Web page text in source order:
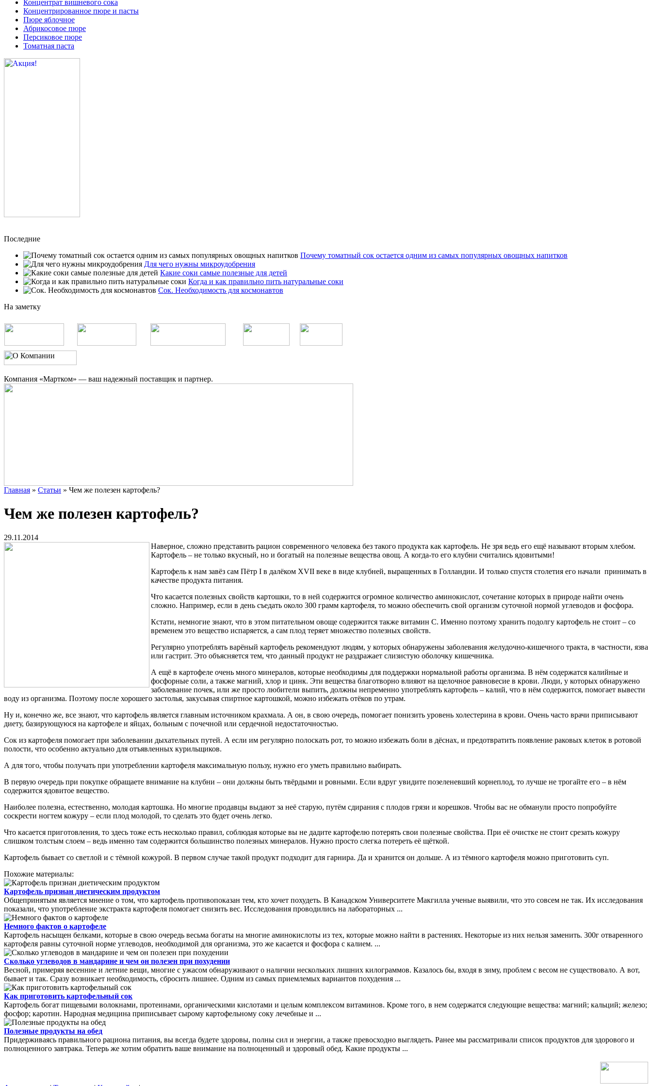
Концентрат вишневого сока
Концентрированное пюре и пасты
Пюре яблочное
Абрикосовое пюре
Персиковое пюре
Томатная паста
Последние
Почему томатный сок остается одним из самых популярных овощных напитков
Для чего нужны микроудобрения
Какие соки самые полезные для детей
Когда и как правильно пить натуральные соки
Сок. Необходимость для космонавтов
На заметку
Компания «Мартком» — ваш надежный поставщик и партнер.
Главная » Статьи » Чем же полезен картофель?
Чем же полезен картофель?
29.11.2014
Наверное, сложно представить рацион современного человека без такого продукта как картофель. Не зря ведь его ещё называют вторым хлебом.
Картофель – не только вкусный, но и богатый на полезные вещества овощ. А когда-то его клубни считались ядовитыми!
Картофель к нам завёз сам Пётр І в далёком XVII веке в виде клубней, выращенных в Голландии. И только спустя столетия его начали принимать в
качестве продукта питания.
Что касается полезных свойств картошки, то в ней содержится огромное количество аминокислот, сочетание которых в природе найти очень
сложно. Например, если в день съедать около 300 грамм картофеля, то можно обеспечить свой организм суточной нормой углеводов и фосфора.
Кстати, немногие знают, что в этом питательном овоще содержится также витамин С. Именно поэтому хранить подолгу картофель не стоит – со
временем это вещество испаряется, а сам плод теряет множество полезных свойств.
Регулярно употреблять варёный картофель рекомендуют людям, у которых обнаружены заболевания желудочно-кишечного тракта, в частности, язва
или гастрит. Это объясняется тем, что данный продукт не раздражает слизистую оболочку кишечника.
А ещё в картофеле очень много минералов, которые необходимы для поддержки нормальной работы организма. В нём содержатся калийные и
фосфорные соли, а также магний, хлор и цинк. Эти вещества благотворно влияют на щелочное равновесие в крови. Люди, у которых обнаружено
заболевание почек, или же просто любители выпить, должны непременно употреблять картофель – калий, что в нём содержится, помогает вывести
воду из организма. Поэтому после хорошего застолья, закусывая спиртное картошкой, можно избежать отёков по утрам.
Ну и, конечно же, все знают, что картофель является главным источником крахмала. А он, в свою очередь, помогает понизить уровень холестерина в крови. Очень часто врачи приписывают
диету, базирующуюся на картофеле и яйцах, больным с почечной или сердечной недостаточностью.
Сок из картофеля помогает при заболевании дыхательных путей. А если им регулярно полоскать рот, то можно избежать боли в дёснах, и предотвратить появление раковых клеток в ротовой
полости, что особенно актуально для отъявленных курильщиков.
А для того, чтобы получать при употреблении картофеля максимальную пользу, нужно его уметь правильно выбирать.
В первую очередь при покупке обращаете внимание на клубни – они должны быть твёрдыми и ровными. Если вдруг увидите позеленевший корнеплод, то лучше не трогайте его – в нём
содержится ядовитое вещество.
Наиболее полезна, естественно, молодая картошка. Но многие продавцы выдают за неё старую, путём сдирания с плодов грязи и корешков. Чтобы вас не обманули просто попробуйте
соскрести ногтем кожуру – если плод молодой, то сделать это будет очень легко.
Что касается приготовления, то здесь тоже есть несколько правил, соблюдая которые вы не дадите картофелю потерять свои полезные свойства. При её очистке не стоит срезать кожуру
слишком толстым слоем – ведь именно там содержится большинство полезных минералов. Нужно просто слегка потереть её щёткой.
Картофель бывает со светлой и с тёмной кожурой. В первом случае такой продукт подходит для гарнира. Да и хранится он дольше. А из тёмного картофеля можно приготовить суп.
Похожие материалы:
Картофель признан диетическим продуктом
Общепринятым является мнение о том, что картофель противопоказан тем, кто хочет похудеть. В Канадском Университете Макгилла ученые выявили, что это совсем не так. Их исследования
показали, что употребление экстракта картофеля помогает снизить вес. Исследования проводились на лабораторных ...
Немного фактов о картофеле
Картофель насыщен белками, которые в свою очередь весьма богаты на многие аминокислоты из тех, которые можно найти в растениях. Некоторые из них нельзя заменить. 300г отваренного
картофеля равны суточной норме углеводов, необходимой для организма, это же касается и фосфора с калием. ...
Сколько углеводов в мандарине и чем он полезен при похудении
Весной, примеряя весенние и летние вещи, многие с ужасом обнаруживают о наличии нескольких лишних килограммов. Казалось бы, входя в зиму, проблем с весом не существовало. А вот,
бывает и так. Сразу возникает необходимость, сбросить лишнее. Одним из самых приемлемых вариантов похудения ...
Как приготовить картофельный сок
Картофель богат пищевыми волокнами, протеинами, органическими кислотами и целым комплексом витаминов. Кроме того, в нем содержатся следующие вещества: магний; кальций; железо;
фосфор; каротин. Народная медицина приписывает сырому картофельному соку лечебные и ...
Полезные продукты на обед
Придерживаясь правильного рациона питания, вы всегда будете здоровы, полны сил и энергии, а также превосходно выглядеть. Ранее мы рассматривали список продуктов для здорового и
полноценного завтрака. Теперь же хотим обратить ваше внимание на полноценный и здоровый обед. Какие продукты ...